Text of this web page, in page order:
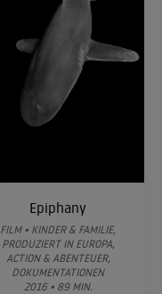
Epiphany
FILM • KINDER & FAMILIE,
PRODUZIERT IN EUROPA,
ACTION & ABENTEUER,
DOKUMENTATIONEN
2016 • 89 MIN.